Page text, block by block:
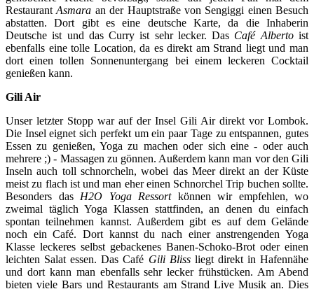
RestaurantAsmara an der Hauptstraße von Sengiggi einen Besuch
abstatten. Dort gibt es eine deutsche Karte, da die Inhaberin
Deutsche ist und das Curry ist sehr lecker. Das Café Albertoist
ebenfalls eine tolle Location, da es direkt am Strand liegt und man
dort einen tollen Sonnenuntergang bei einem leckeren Cocktail
genießen kann.
Gili Air
Unser letzter Stopp war auf der Insel Gili Air direkt vor Lombok.
Die Insel eignet sich perfekt um ein paar Tage zu entspannen, gutes
Essen zu genießen, Yoga zu machen oder sich eine - oder auch
mehrere ;) - Massagen zu gönnen. Außerdem kann man vor den Gili
Inseln auch toll schnorcheln, wobei das Meer direkt an der Küste
meist zu flach ist und man eher einen Schnorchel Trip buchen sollte.
Besonders das H2O Yoga Ressortkönnen wir empfehlen, wo
zweimal täglich Yoga Klassen stattfinden, an denen du einfach
spontan teilnehmen kannst. Außerdem gibt es auf dem Gelände
noch ein Café. Dort kannst du nach einer anstrengenden Yoga
Klasse leckeres selbst gebackenes Banen-Schoko-Brot oder einen
leichten Salat essen. Das Café Gili Blissliegt direkt in Hafennähe
und dort kann man ebenfalls sehr lecker frühstücken. Am Abend
bieten viele Bars und Restaurants am Strand Live Musik an. Dies